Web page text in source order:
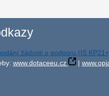
žádosti o podporu (IS
www.dotaceeu.cz |